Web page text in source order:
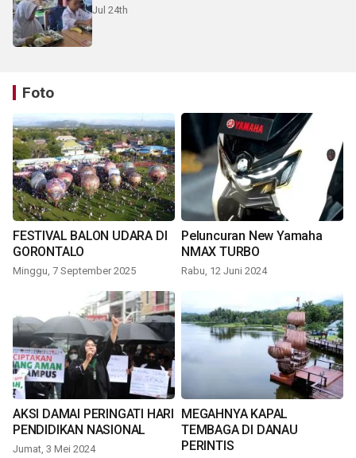
Jul 24th
Foto
FESTIVAL BALON UDARA DI
GORONTALO
Minggu, 7 September 2025
Peluncuran New Yamaha
NMAX TURBO
Rabu, 12 Juni 2024
AKSI DAMAI PERINGATI HARI
PENDIDIKAN NASIONAL
Jumat, 3 Mei 2024
MEGAHNYA KAPAL
TEMBAGA DI DANAU
PERINTIS